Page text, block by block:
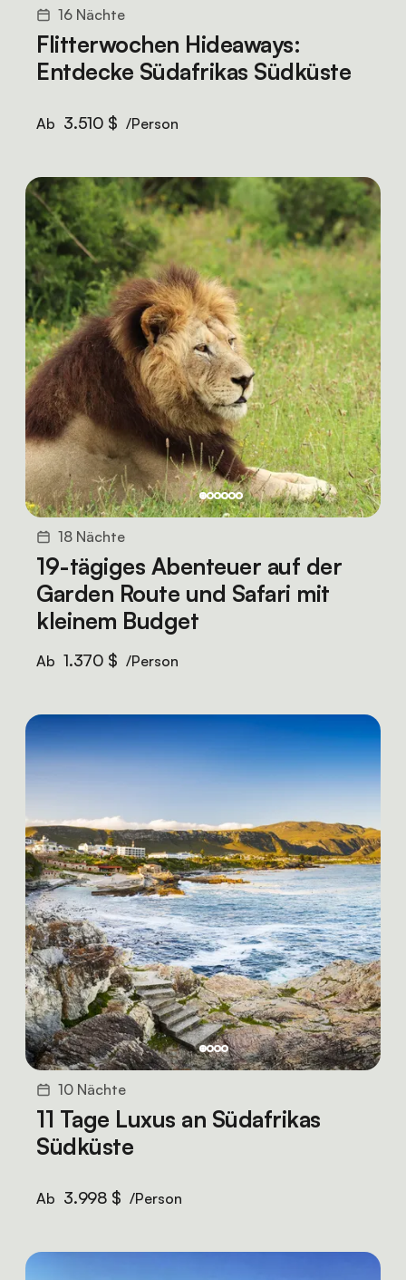
16 Nächte
Flitterwochen Hideaways:
Entdecke Südafrikas Südküste
Ab 3.510 $ /Person
18 Nächte
19-tägiges Abenteuer auf der
Garden Route und Safari mit
kleinem Budget
Ab 1.370 $ /Person
10 Nächte
11 Tage Luxus an Südafrikas
Südküste
Ab 3.998 $ /Person